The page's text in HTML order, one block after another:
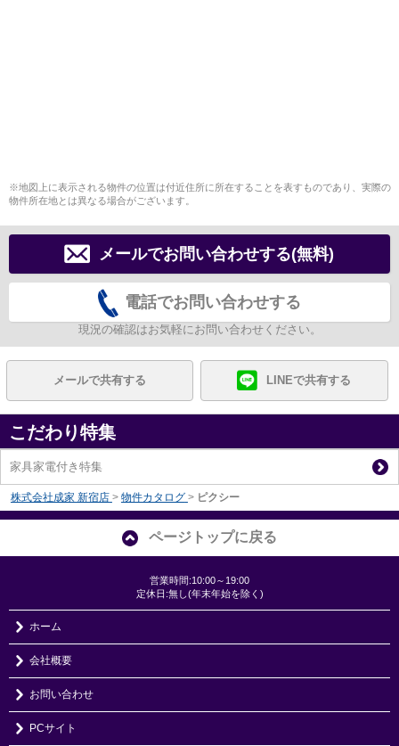
※地図上に表示される物件の位置は付近住所に所在することを表すものであり、実際の
物件所在地とは異なる場合がございます。
メールでお問い合わせする(無料)
電話でお問い合わせする
現況の確認はお気軽にお問い合わせください。
メールで共有する LINEで共有する
こだわり特集
家具家電付き特集
株式会社成家 新宿店 > 物件カタログ > ピクシー
ページトップに戻る
営業時間:10:00～19:00
定休日:無し(年末年始を除く)
ホーム
会社概要
お問い合わせ
PCサイト